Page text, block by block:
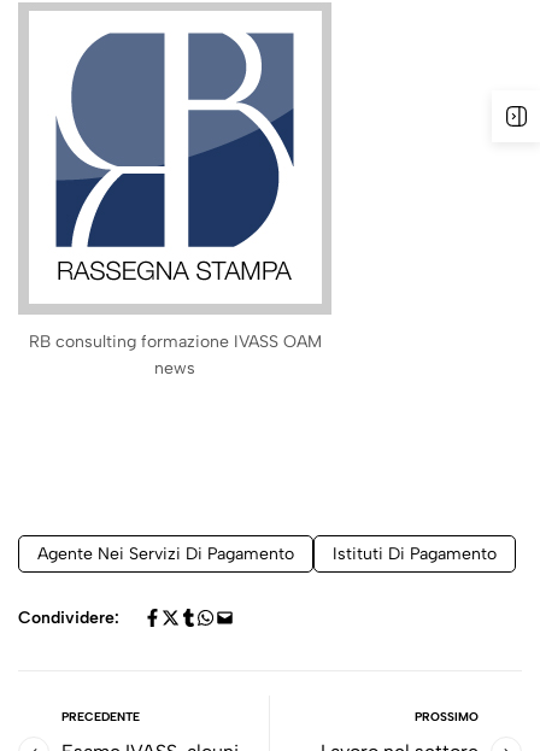
RB consulting formazione IVASS OAM
news
Agente Nei Servizi Di Pagamento Istituti Di Pagamento
Condividere:
PRECEDENTE PROSSIMO